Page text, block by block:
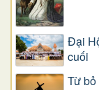
Đại
cuối
Từ